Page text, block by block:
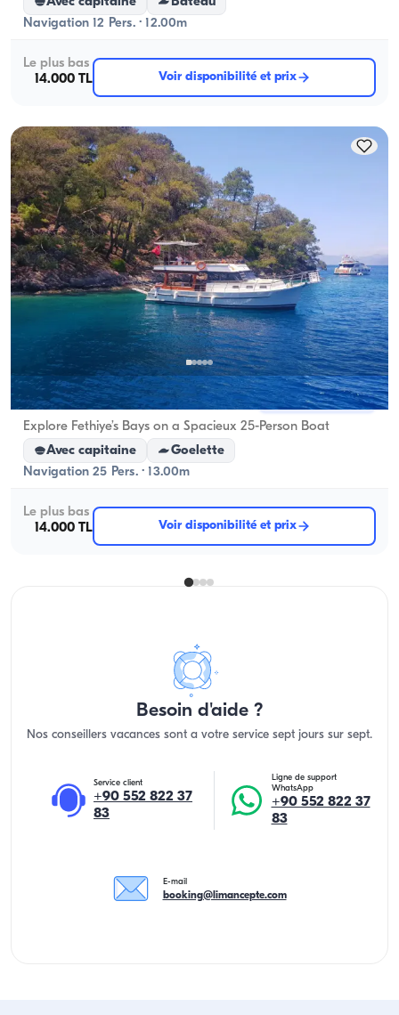
Navigation 12 Pers. · 12.00m
Le plus bas
14.000 TL
Voir disponibilité et prix
Fethiye, Muğla Nouveau bateau
Explore Fethiye’s Bays on a Spacieux 25-Person Boat
Avec capitaine
Goelette
Navigation 25 Pers. · 13.00m
Le plus bas
14.000 TL
Voir disponibilité et prix
Besoin d'aide ?
Nos conseillers vacances sont a votre service sept jours sur sept.
Service client
+90 552 822 37
83
Ligne de support
WhatsApp
+90 552 822 37
83
E-mail
booking@limancepte.com